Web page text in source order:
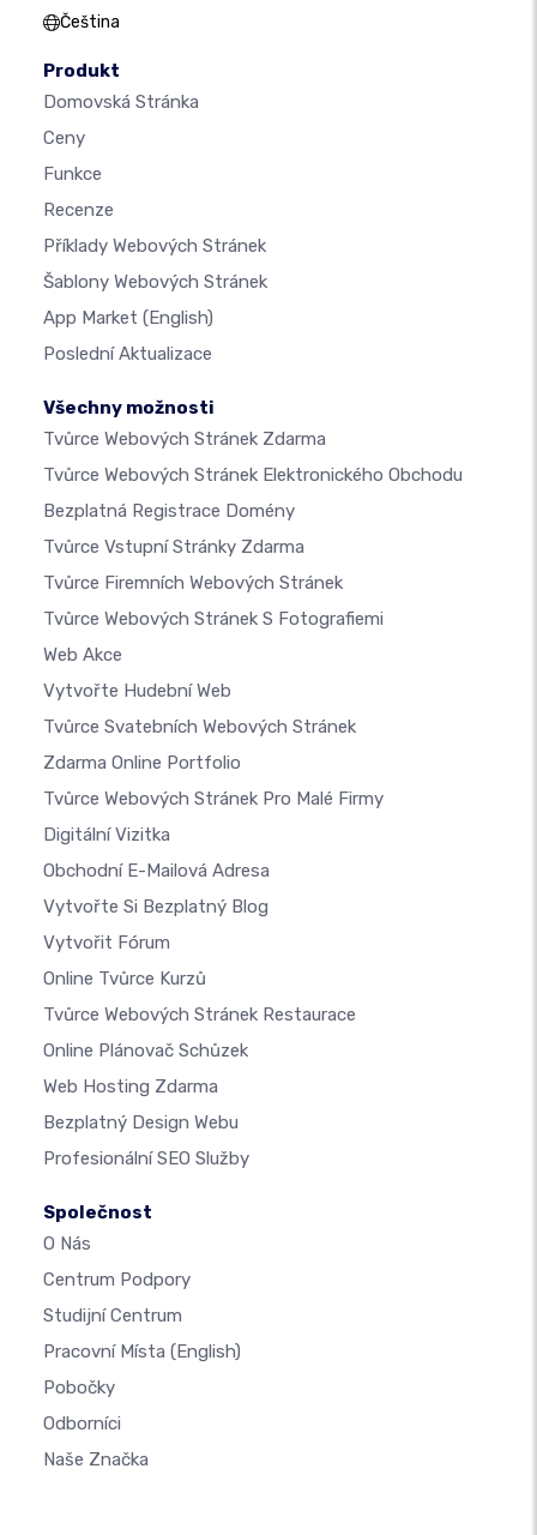
Čeština
Produkt
Domovská Stránka
Ceny
Funkce
Recenze
Příklady Webových Stránek
Šablony Webových Stránek
App Market (English)
Poslední Aktualizace
Všechny možnosti
Tvůrce Webových Stránek Zdarma
Tvůrce Webových Stránek Elektronického Obchodu
Bezplatná Registrace Domény
Tvůrce Vstupní Stránky Zdarma
Tvůrce Firemních Webových Stránek
Tvůrce Webových Stránek S Fotografiemi
Web Akce
Vytvořte Hudební Web
Tvůrce Svatebních Webových Stránek
Zdarma Online Portfolio
Tvůrce Webových Stránek Pro Malé Firmy
Digitální Vizitka
Obchodní E-Mailová Adresa
Vytvořte Si Bezplatný Blog
Vytvořit Fórum
Online Tvůrce Kurzů
Tvůrce Webových Stránek Restaurace
Online Plánovač Schůzek
Web Hosting Zdarma
Bezplatný Design Webu
Profesionální SEO Služby
Společnost
O Nás
Centrum Podpory
Studijní Centrum
Pracovní Místa (English)
Pobočky
Odborníci
Naše Značka